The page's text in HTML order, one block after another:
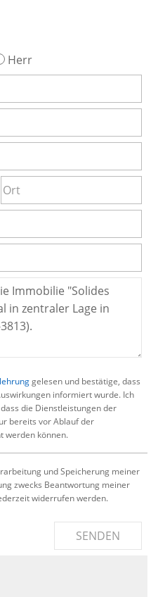
Herr
gelesen und bestätige, dass
informiert wurde. Ich
die Dienstleistungen der
bereits vor Ablauf der
werden können.
und Speicherung meiner
zwecks Beantwortung meiner
widerrufen werden.
SENDEN